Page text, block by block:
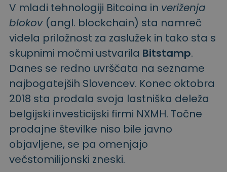
V mladi tehnologiji Bitcoina in veriženja
blokov (angl. blockchain) sta namreč
videla priložnost za zaslužek in tako sta s
skupnimi močmi ustvarila Bitstamp.
Danes se redno uvrščata na sezname
najbogatejših Slovencev. Konec oktobra
2018 sta prodala svoja lastniška deleža
belgijski investicijski firmi NXMH. Točne
prodajne številke niso bile javno
objavljene, se pa omenjajo
večstomilijonski zneski.